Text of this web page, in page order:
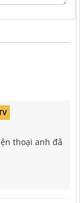
thoại anh đã